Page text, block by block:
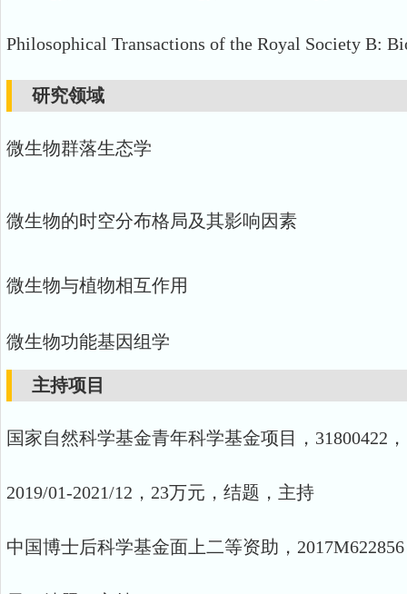
Philosophical Transactions of the Royal Society B:
研究领域
微生物群落生态学
微生物的时空分布格局及其影响因素
微生物与植物相互作用
微生物功能基因组学
主持项目
国家自然科学基金青年科学基金项目， 31800422
2019/01-2021/12 ， 23万元，结题，主持
中国博士后科学基金面上二等资助，